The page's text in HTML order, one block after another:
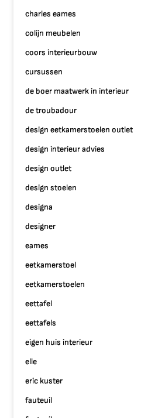
charles eames
colijn meubelen
coors interieurbouw
cursussen
de boer maatwerk in interieur
de troubadour
design eetkamerstoelen outlet
design interieur advies
design outlet
design stoelen
designa
designer
eames
eetkamerstoel
eetkamerstoelen
eettafel
eettafels
eigen huis interieur
elle
eric kuster
fauteuil